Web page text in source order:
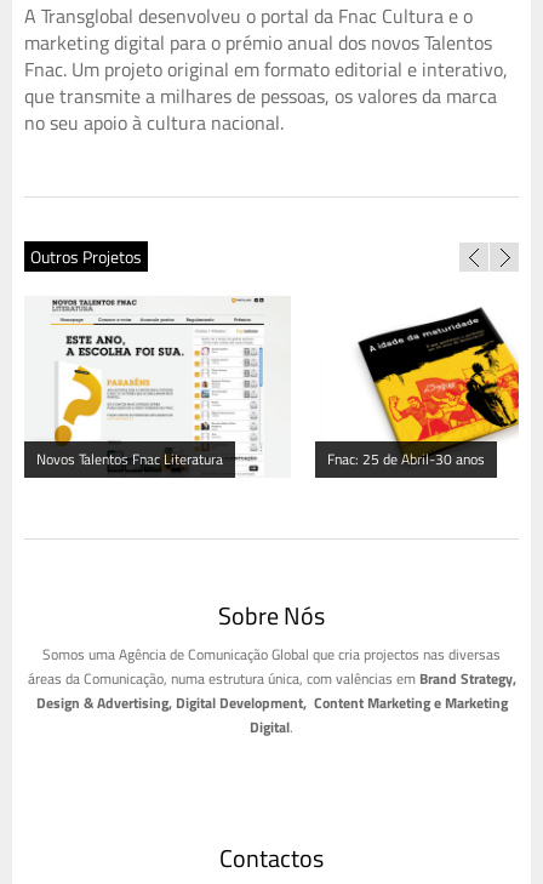
A Transglobal desenvolveu o portal da Fnac Cultura e o
marketing digital para o prémio anual dos novos Talentos
Fnac. Um projeto original em formato editorial e interativo,
que transmite a milhares de pessoas, os valores da marca
no seu apoio à cultura nacional.
Outros Projetos
Novos Talentos Fnac Literatura Fnac: 25 de Abril-30 anos
Sobre Nós
Somos uma Agência de Comunicação Global que cria projectos nas diversas
áreas da Comunicação, numa estrutura única, com valências em Brand Strategy,
Design & Advertising, Digital Development, Content Marketing e Marketing
Digital.
Contactos